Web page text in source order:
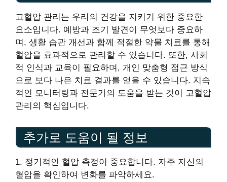
고혈압 관리는 우리의 건강을 지키기 위한 중요한
요소입니다. 예방과 조기 발견이 무엇보다 중요하
며, 생활 습관 개선과 함께 적절한 약물 치료를 통해
혈압을 효과적으로 관리할 수 있습니다. 또한, 사회
적 인식과 교육이 필요하며, 개인 맞춤형 접근 방식
으로 보다 나은 치료 결과를 얻을 수 있습니다. 지속
적인 모니터링과 전문가의 도움을 받는 것이 고혈압
관리의 핵심입니다.
추가로 도움이 될 정보
1. 정기적인 혈압 측정이 중요합니다. 자주 자신의
혈압을 확인하여 변화를 파악하세요.